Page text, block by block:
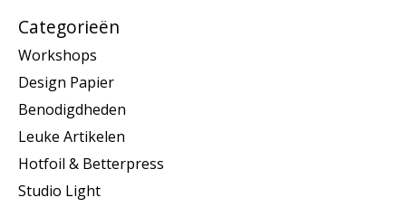
Categorieën
Workshops
Design Papier
Benodigdheden
Leuke Artikelen
Hotfoil & Betterpress
Studio Light